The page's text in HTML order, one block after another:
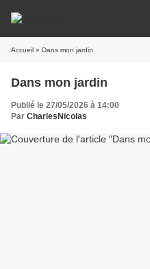
Accueil » Dans mon jardin
Dans mon jardin
Publié le 27/05/2026 à 14:00
Par CharlesNicolas